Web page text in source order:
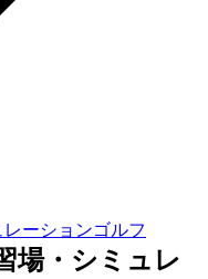
ーションゴルフ
場・シミュレ